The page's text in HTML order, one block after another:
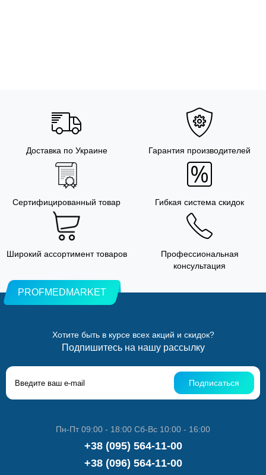
Доставка по Украине Гарантия производителей
Сертифицированный товар Гибкая система скидок
Широкий ассортимент товаров
Профессиональная
консультация
PROFMEDMARKET
Хотите быть в курсе всех акций и скидок?
Подпишитесь на нашу рассылку
Подписаться
Пн-Пт 09:00 - 18:00 Сб-Вс 10:00 - 16:00
+38 (095) 564-11-00
+38 (096) 564-11-00